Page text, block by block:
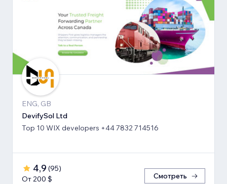
ENG, GB
DevifySol Ltd
Top 10 WIX developers +44 7832 714516
4,9 (95)
От 200 $
Смотреть